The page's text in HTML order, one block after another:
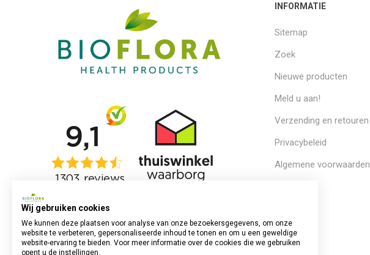
INFORMATIE
Sitemap
Zoek
Nieuwe producten
Meld u aan!
Verzending en retouren
Privacybeleid
Algemene voorwaarden
Wij gebruiken cookies
We kunnen deze plaatsen voor analyse van onze bezoekersgegevens, om onze
website te verbeteren, gepersonaliseerde inhoud te tonen en om u een geweldige
website-ervaring te bieden. Voor meer informatie over de cookies die we gebruiken
opent u de instellingen.